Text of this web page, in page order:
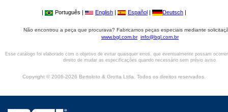
| Português | English | Español | Deutsch |
Não encontrou a peça que procurava? Fabricamos peças especiais mediante
www.bgl.com.br info@bgl.com.br
Esse catálogo foi elaborado com o objetivo de evitar quaisquer erros, que eventualmente possam
direito de mudar as especificações quando necessário sem prévio aviso.
Copyright © 2006-2026 Bertoloto & Grotta Ltda. Todos os direitos reservados.